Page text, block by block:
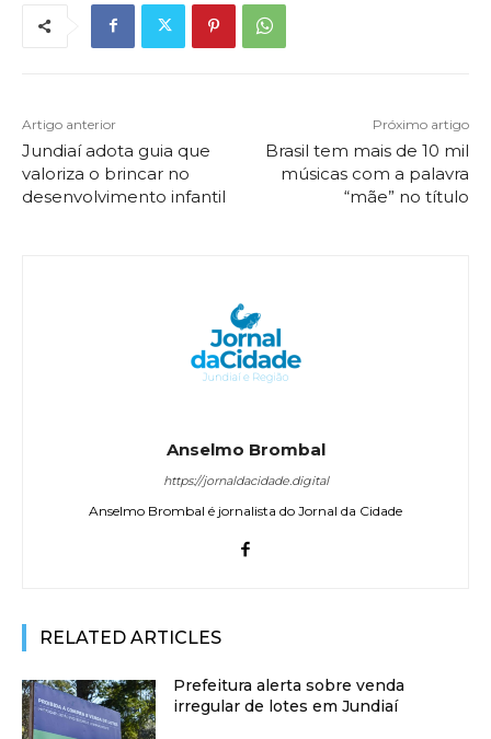
Artigo anterior
Jundiaí adota guia que
valoriza o brincar no
desenvolvimento infantil
Próximo artigo
Brasil tem mais de 10 mil
músicas com a palavra
“mãe” no título
Anselmo Brombal
https://jornaldacidade.digital
Anselmo Brombal é jornalista do Jornal da Cidade
RELATED ARTICLES
Prefeitura alerta sobre venda
irregular de lotes em Jundiaí